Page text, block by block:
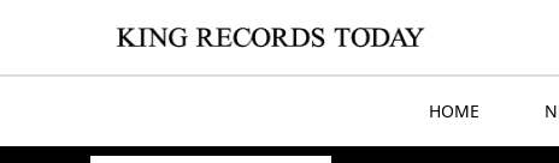
HOME